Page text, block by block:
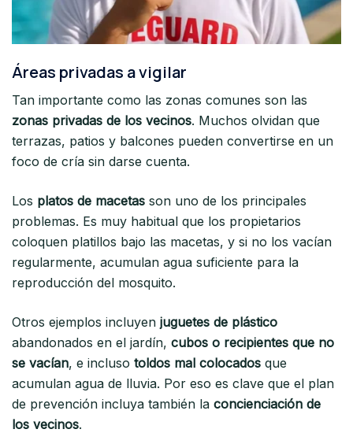
Áreas privadas a vigilar
Tan importante como las zonas comunes son las
zonas privadas de los vecinos. Muchos olvidan que
terrazas, patios y balcones pueden convertirse en un
foco de cría sin darse cuenta.
Los platos de macetas son uno de los principales
problemas. Es muy habitual que los propietarios
coloquen platillos bajo las macetas, y si no los vacían
regularmente, acumulan agua suficiente para la
reproducción del mosquito.
Otros ejemplos incluyen juguetes de plástico
abandonados en el jardín, cubos o recipientes que no
se vacían, e incluso toldos mal colocados que
acumulan agua de lluvia. Por eso es clave que el plan
de prevención incluya también la concienciación de
los vecinos.